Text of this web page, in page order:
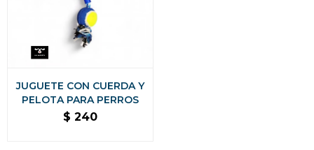
JUGUETE CON CUERDA Y
PELOTA PARA PERROS
$ 240